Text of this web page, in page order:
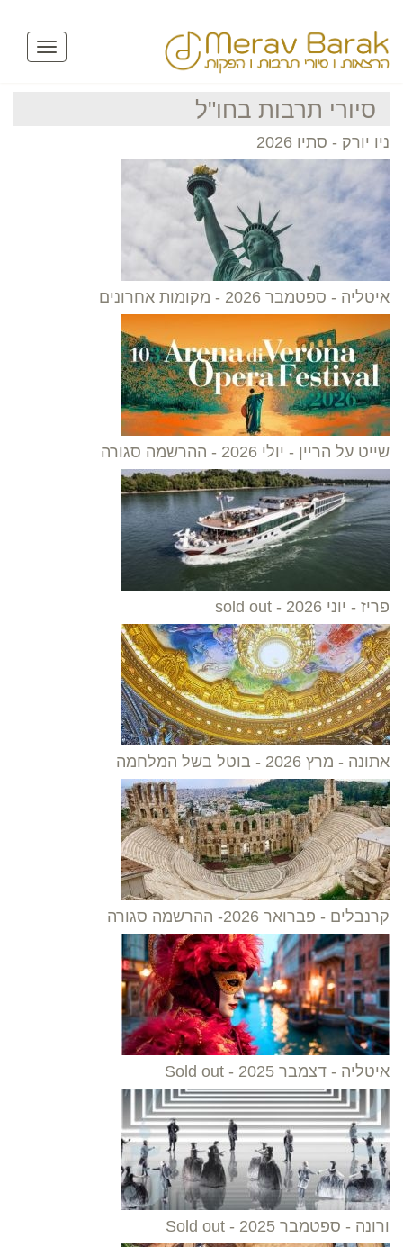
Toggle
סיורי תרבות בחו"ל
ניו יורק - סתיו 2026
איטליה - ספטמבר 2026 - מקומות אחרונים
שייט על הריין - יולי 2026 - ההרשמה סגורה
פריז - יוני 2026 - sold out
אתונה - מרץ 2026 - בוטל בשל המלחמה
קרנבלים - פברואר 2026- ההרשמה סגורה
איטליה - דצמבר 2025 - Sold out
ורונה - ספטמבר 2025 - Sold out